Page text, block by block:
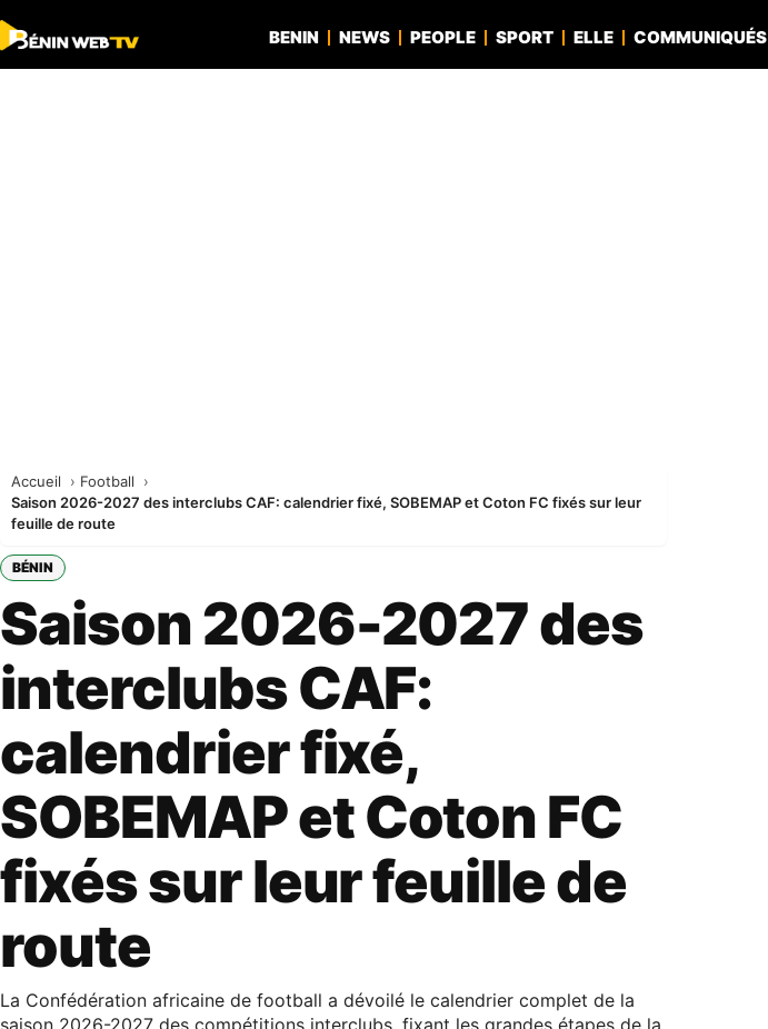
BENIN NEWS PEOPLE SPORT ELLE COMMUNIQUÉS
Accueil
Football
Saison 2026-2027 des interclubs CAF: calendrier fixé, SOBEMAP et Coton FC fixés sur leur
feuille de route
BÉNIN
Saison 2026-2027 des
interclubs CAF:
calendrier fixé,
SOBEMAP et Coton FC
fixés sur leur feuille de
route
La Confédération africaine de football a dévoilé le calendrier complet de la
saison 2026-2027 des compétitions interclubs, fixant les grandes étapes de la